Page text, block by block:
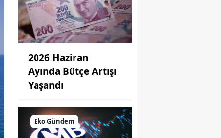
2026 Haziran
Ayında Bütçe Artışı
Yaşandı
Eko Gündem